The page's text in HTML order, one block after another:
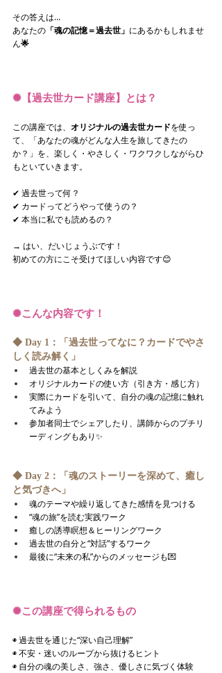
その答えは…
あなたの 「魂の記憶＝過去世」 にあるかもしれませ
ん🌟
✺ 【過去世カード講座】とは？
この講座では、 オリジナルの過去世カードを使っ
て、「あなたの魂がどんな人生を旅してきたの
か？」を、楽しく・やさしく・ワクワクしながらひ
もといていきます。
✔︎ 過去世って何？
✔︎ カードってどうやって使うの？
✔︎ 本当に私でも読めるの？
→ はい、だいじょうぶです！
初めての方にこそ受けてほしい内容です😊
✺こんな内容です！
◆ Day 1：「過去世ってなに？カードでやさ
しく読み解く」
過去世の基本としくみを解説
オリジナルカードの使い方（引き方・感じ方）
実際にカードを引いて、自分の魂の記憶に触れ
てみよう
参加者同士でシェアしたり、講師からのプチリ
ーディングもあり✨
◆ Day 2：「魂のストーリーを深めて、癒し
と気づきへ」
魂のテーマや繰り返してきた感情を見つける
“魂の旅”を読む実践ワーク
癒しの誘導瞑想＆ヒーリングワーク
過去世の自分と“対話”するワーク
最後に“未来の私”からのメッセージも💌
✺この講座で得られるもの
◉ 過去世を通じた“深い自己理解”
◉ 不安・迷いのループから抜けるヒント
◉ 自分の魂の美しさ、強さ、優しさに気づく体験